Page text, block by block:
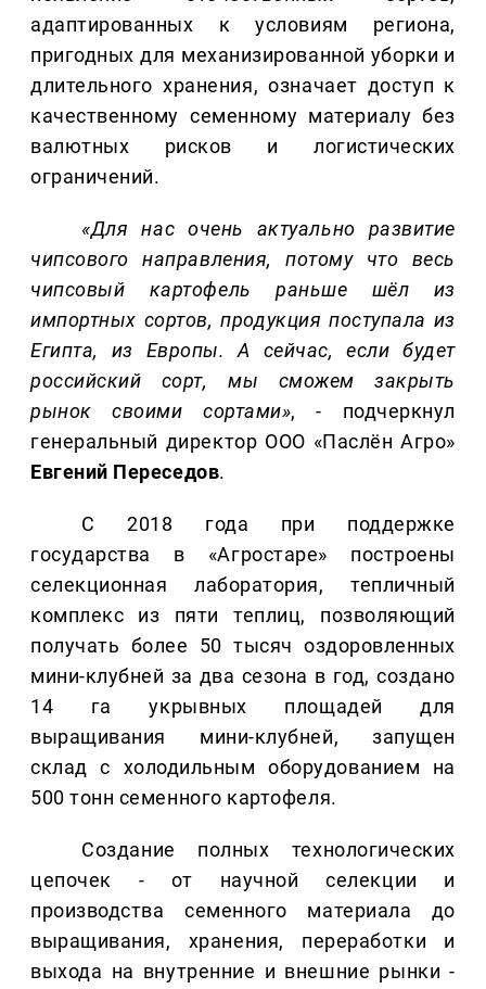
адаптированных к условиям региона,
пригодных для механизированной уборки и
длительного хранения, означает доступ к
качественному семенному материалу без
валютных рисков и логистических
ограничений.
«Для нас очень актуально развитие
чипсового направления, потому что весь
чипсовый картофель раньше шёл из
импортных сортов, продукция поступала из
Египта, из Европы. А сейчас, если будет
российский сорт, мы сможем закрыть
рынок своими сортами», - подчеркнул
генеральный директор ООО «Паслён Агро»
Евгений Переседов.
С 2018 года при поддержке
государства в «Агростаре» построены
селекционная лаборатория, тепличный
комплекс из пяти теплиц, позволяющий
получать более 50 тысяч оздоровленных
мини-клубней за два сезона в год, создано
14 га укрывных площадей для
выращивания мини-клубней, запущен
склад с холодильным оборудованием на
500 тонн семенного картофеля.
Создание полных технологических
цепочек - от научной селекции и
производства семенного материала до
выращивания, хранения, переработки и
выхода на внутренние и внешние рынки -